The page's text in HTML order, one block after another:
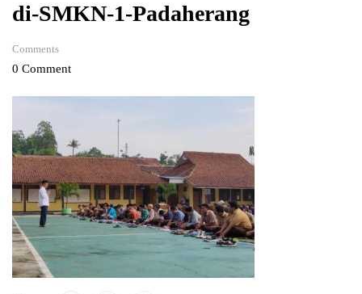
di-SMKN-1-Padaherang
Comments
0 Comment